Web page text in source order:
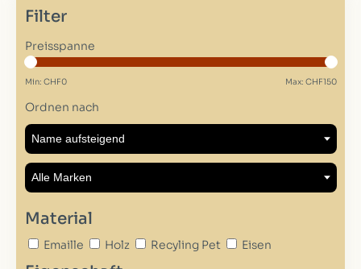
Filter
Preisspanne
Min: CHF0 Max: CHF150
Ordnen nach
Material
Emaille Holz Recyling Pet Eisen